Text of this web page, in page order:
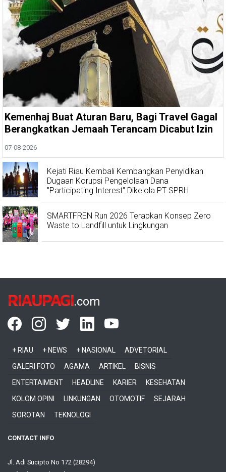
Kemenhaj Buat Aturan Baru, Bagi Travel Gagal
Berangkatkan Jemaah Terancam Dicabut Izin
07-08-2026
Kejati Riau Kembali Kembangkan Penyidikan
Dugaan Korupsi Pengelolaan Dana
"Participating Interest" Dikelola PT SPRH
SMARTFREN Run 2026 Terapkan Konsep Zero
Waste to Landfill untuk Lingkungan
RIAUPAGI.com
+ RIAU + NEWS + NASIONAL
ADVETORIAL
GALERI FOTO
AGAMA ARTIKEL
BISNIS
ENTERTAIMENT
HEADLINE KARIER
KESEHATAN
KOLOM OPINI
LINKUNGAN OTOMOTIF
SEJARAH
SOROTAN
TEKNOLOGI
CONTACT INFO
Jl. Adi Sucipto No 172 (28294)